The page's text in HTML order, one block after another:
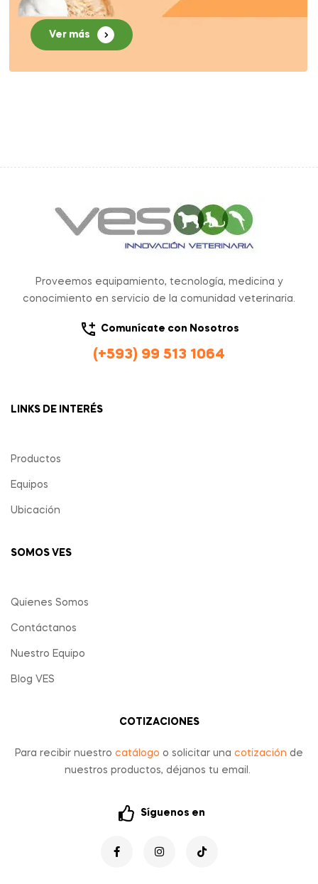
Ver más
Proveemos equipamiento, tecnología, medicina y
conocimiento en servicio de la comunidad veterinaria.
Comunícate con Nosotros
(+593) 99 513 1064
LINKS DE INTERÉS
Productos
Equipos
Ubicación
SOMOS VES
Quienes Somos
Contáctanos
Nuestro Equipo
Blog VES
COTIZACIONES
Para recibir nuestro catálogo o solicitar una cotización de
nuestros productos, déjanos tu email.
Síguenos en